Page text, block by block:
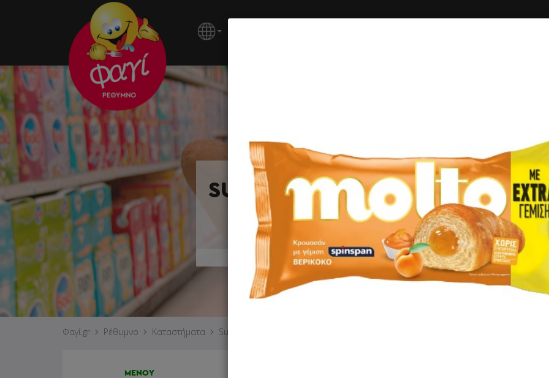
SUPERMARKET ΟΙΚΟΓΕΝΕΙΑΣ
Markets - Ψιλικά
61'
Λεωφόρος Σταμαθιουδάκη 57, Ρέθυμνο
Φαγί.gr Ρέθυμνο Καταστήματα Supermarket Οικογένειας Πετράκη
ΜΕΝΟΥ